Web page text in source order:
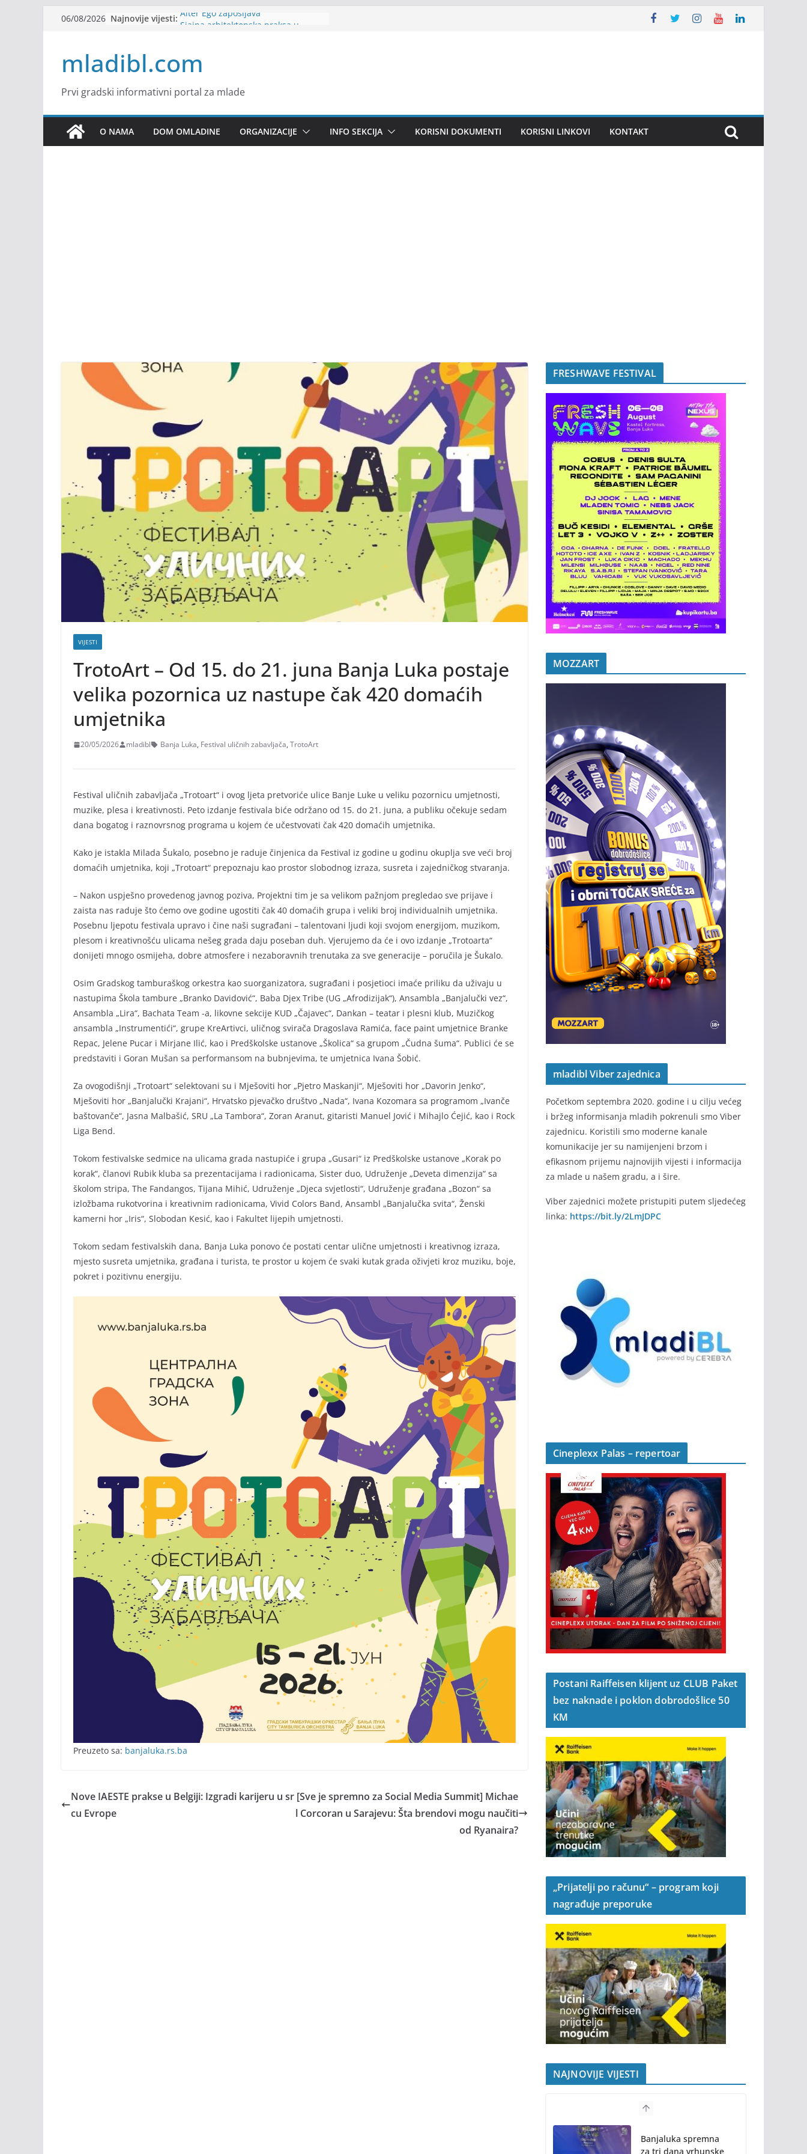
06/08/2026 Najnovije vijesti: Alter Ego zapošljava
Veranda zapošljava
mladibl.com
Prvi gradski informativni portal za mlade
O NAMA DOM OMLADINE ORGANIZACIJE INFO SEKCIJA KORISNI DOKUMENTI KORISNI LINKOVI KONTAKT
VIJESTI
TrotoArt – Od 15. do 21. juna Banja Luka postaje
velika pozornica uz nastupe čak 420 domaćih
umjetnika
20/05/2026 mladibl Banja Luka, Festival uličnih zabavljača, TrotoArt
Festival uličnih zabavljača „Trotoart“ i ovog ljeta pretvoriće ulice Banje Luke u veliku pozornicu umjetnosti,
muzike, plesa i kreativnosti. Peto izdanje festivala biće održano od 15. do 21. juna, a publiku očekuje sedam
dana bogatog i raznovrsnog programa u kojem će učestvovati čak 420 domaćih umjetnika.
Kako je istakla Milada Šukalo, posebno je raduje činjenica da Festival iz godine u godinu okuplja sve veći broj
domaćih umjetnika, koji „Trotoart“ prepoznaju kao prostor slobodnog izraza, susreta i zajedničkog stvaranja.
– Nakon uspješno provedenog javnog poziva, Projektni tim je sa velikom pažnjom pregledao sve prijave i
zaista nas raduje što ćemo ove godine ugostiti čak 40 domaćih grupa i veliki broj individualnih umjetnika.
Posebnu ljepotu festivala upravo i čine naši sugrađani – talentovani ljudi koji svojom energijom, muzikom,
plesom i kreativnošću ulicama nešeg grada daju poseban duh. Vjerujemo da će i ovo izdanje „Trotoarta“
donijeti mnogo osmijeha, dobre atmosfere i nezaboravnih trenutaka za sve generacije – poručila je Šukalo.
Osim Gradskog tamburaškog orkestra kao suorganizatora, sugrađani i posjetioci imaće priliku da uživaju u
nastupima Škola tambure „Branko Davidović“, Baba Djex Tribe (UG „Afrodizijak“), Ansambla „Banjalučki vez“,
Ansambla „Lira“, Bachata Team -a, likovne sekcije KUD „Čajavec“, Dankan – teatar i plesni klub, Muzičkog
ansambla „Instrumentići“, grupe KreArtivci, uličnog svirača Dragoslava Ramića, face paint umjetnice Branke
Repac, Jelene Pucar i Mirjane Ilić, kao i Predškolske ustanove „Školica“ sa grupom „Čudna šuma“. Publici će se
predstaviti i Goran Mušan sa performansom na bubnjevima, te umjetnica Ivana Šobić.
Za ovogodišnji „Trotoart“ selektovani su i Mješoviti hor „Pjetro Maskanji“, Mješoviti hor „Davorin Jenko“,
Mješoviti hor „Banjalučki Krajani“, Hrvatsko pjevačko društvo „Nada“, Ivana Kozomara sa programom „Ivanče
baštovanče“, Jasna Malbašić, SRU „La Tambora“, Zoran Aranut, gitaristi Manuel Jović i Mihajlo Ćejić, kao i Rock
Liga Bend.
Tokom festivalske sedmice na ulicama grada nastupiće i grupa „Gusari“ iz Predškolske ustanove „Korak po
korak“, članovi Rubik kluba sa prezentacijama i radionicama, Sister duo, Udruženje „Deveta dimenzija“ sa
školom stripa, The Fandangos, Tijana Mihić, Udruženje „Djeca svjetlosti“, Udruženje građana „Bozon“ sa
izložbama rukotvorina i kreativnim radionicama, Vivid Colors Band, Ansambl „Banjalučka svita“, Ženski
kamerni hor „Iris“, Slobodan Kesić, kao i Fakultet lijepih umjetnosti.
Tokom sedam festivalskih dana, Banja Luka ponovo će postati centar ulične umjetnosti i kreativnog izraza,
mjesto susreta umjetnika, građana i turista, te prostor u kojem će svaki kutak grada oživjeti kroz muziku, boje,
pokret i pozitivnu energiju.
Preuzeto sa: banjaluka.rs.ba
Nove IAESTE prakse u Belgiji: Izgradi karijeru u sr
cu Evrope
[Sve je spremno za Social Media Summit] Michae
l Corcoran u Sarajevu: Šta brendovi mogu naučiti
od Ryanaira?
FRESHWAVE FESTIVAL
MOZZART
mladibl Viber zajednica
Početkom septembra 2020. godine i u cilju većeg
i bržeg informisanja mladih pokrenuli smo Viber
zajednicu. Koristili smo moderne kanale
komunikacije jer su namijenjeni brzom i
efikasnom prijemu najnovijih vijesti i informacija
za mlade u našem gradu, a i šire.
Viber zajednici možete pristupiti putem sljedećeg
linka: https://bit.ly/2LmJDPC
Cineplexx Palas – repertoar
Postani Raiffeisen klijent uz CLUB Paket
bez naknade i poklon dobrodošlice 50
KM
„Prijatelji po računu“ – program koji
nagrađuje preporuke
NAJNOVIJE VIJESTI
Banjaluka spremna
za tri dana vrhunske